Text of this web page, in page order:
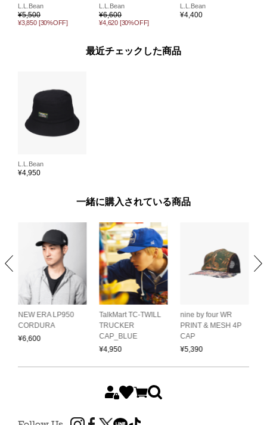
L.L.Bean
¥5,500
¥3,850 [30%OFF]
L.L.Bean
¥6,600
¥4,620 [30%OFF]
L.L.Bean
¥4,400
最近チェックした商品
L.L.Bean
¥4,950
一緒に購入されている商品
NEW ERA LP950
CORDURA
¥6,600
TalkMart TC-TWILL
TRUCKER
CAP_BLUE
¥4,950
nine by four WR
PRINT & MESH 4P
CAP
¥5,390